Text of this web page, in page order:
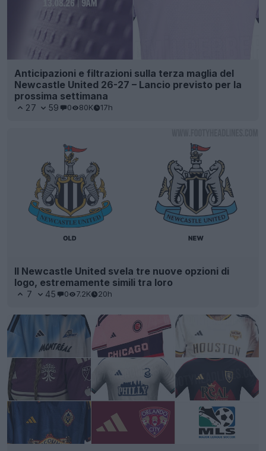
Anticipazioni e filtrazioni sulla terza maglia del
Newcastle United 26-27 – Lancio previsto per la
prossima settimana
27 59 0 80K 17h
Il Newcastle United svela tre nuove opzioni di
logo, estremamente simili tra loro
7 45 0 7.2K 20h